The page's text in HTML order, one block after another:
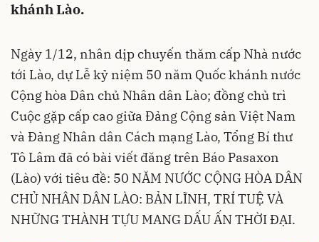
khánh Lào.
Ngày 1/12, nhân dịp chuyến thăm cấp Nhà nước
tới Lào, dự Lễ kỷ niệm 50 năm Quốc khánh nước
Cộng hòa Dân chủ Nhân dân Lào; đồng chủ trì
Cuộc gặp cấp cao giữa Đảng Cộng sản Việt Nam
và Đảng Nhân dân Cách mạng Lào, Tổng Bí thư
Tô Lâm đã có bài viết đăng trên Báo Pasaxon
(Lào) với tiêu đề: 50 NĂM NƯỚC CỘNG HÒA DÂN
CHỦ NHÂN DÂN LÀO: BẢN LĨNH, TRÍ TUỆ VÀ
NHỮNG THÀNH TỰU MANG DẤU ẤN THỜI ĐẠI.